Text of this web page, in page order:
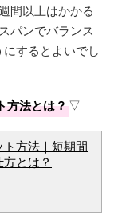
間以上はかかる
パンでバランス
するとよいでし
方法とは？▽
方法｜短期間
とは？